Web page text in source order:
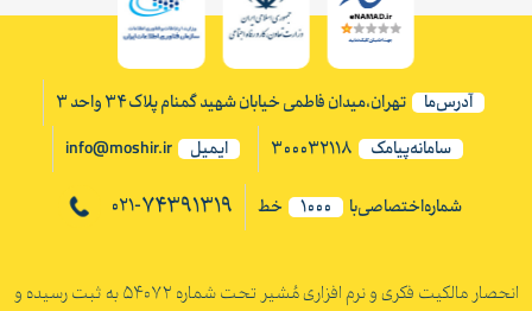
آدرس‌ما
تهران،میدان فاطمی خیابان شهید گمنام پلاک ۳۴ واحد ۳
سامانه‌پیامک
300032118 ایمیل info@moshir.ir
شماره‌اختصاصی‌با 1000 خط 021-74391319
انحصار مالکیت فکری و نرم افزاری مُشیر تحت شماره 54072 به ثبت رسیده و